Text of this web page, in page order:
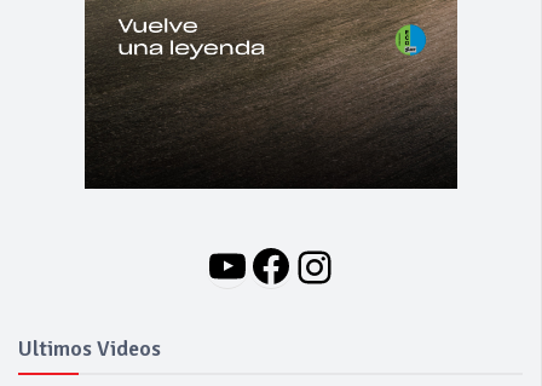
YouTube
Facebook
Instagram
Ultimos Videos